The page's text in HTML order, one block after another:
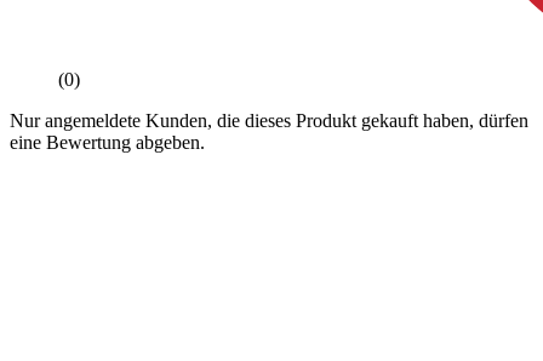
(0)
Nur angemeldete Kunden, die dieses Produkt gekauft haben, dürfen
eine Bewertung abgeben.